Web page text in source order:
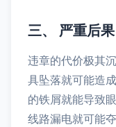
三、 严重后
违章的代价极其
具坠落就可能造
的铁屑就能导致
线路漏电就可能